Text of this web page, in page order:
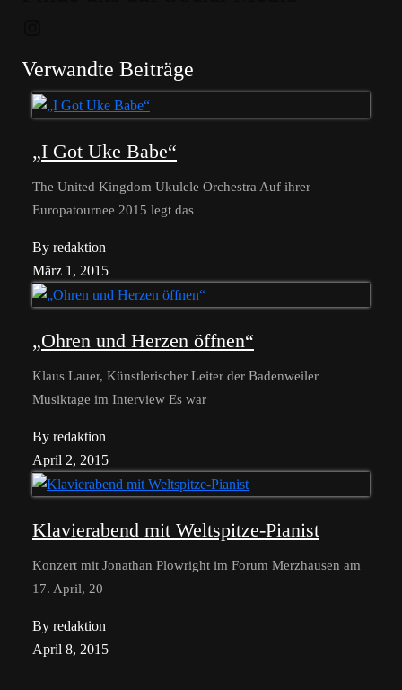
Verwandte Beiträge
„I Got Uke Babe“
The United Kingdom Ukulele Orchestra Auf ihrer
Europatournee 2015 legt das
By redaktion
März 1, 2015
„Ohren und Herzen öffnen“
Klaus Lauer, Künstlerischer Leiter der Badenweiler
Musiktage im Interview Es war
By redaktion
April 2, 2015
Klavierabend mit Weltspitze-Pianist
Konzert mit Jonathan Plowright im Forum Merzhausen am
17. April, 20
By redaktion
April 8, 2015